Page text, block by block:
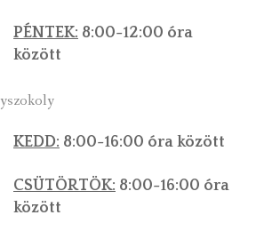
PÉNTEK: 8:00-12:00 óra
között
KEDD: 8:00-16:00 óra között
CSÜTÖRTÖK: 8:00-16:00 óra
között